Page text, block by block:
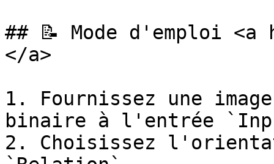
## 📝 Mode d'emploi <a
</a>
1. Fournissez une
binaire à l'entrée
2. Choisissez